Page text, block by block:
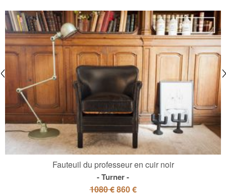
Fauteuil du professeur en cuir noir
Turner
1080 €860 €